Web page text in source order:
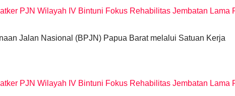
PJN Wilayah IV Bintuni Fokus Rehabilitas Jembatan Lama
Jalan Nasional (BPJN) Papua Barat melalui Satuan Kerja
PJN Wilayah IV Bintuni Fokus Rehabilitas Jembatan Lama